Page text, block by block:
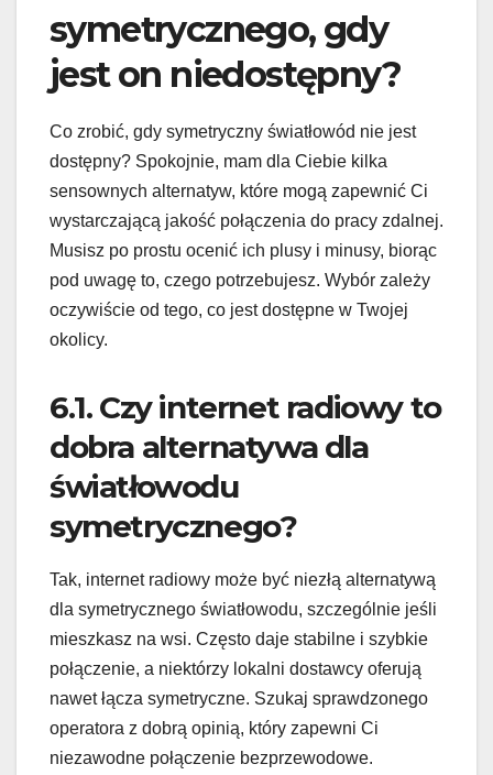
symetrycznego, gdy
jest on niedostępny?
Co zrobić, gdy symetryczny światłowód nie jest
dostępny? Spokojnie, mam dla Ciebie kilka
sensownych alternatyw, które mogą zapewnić Ci
wystarczającą jakość połączenia do pracy zdalnej.
Musisz po prostu ocenić ich plusy i minusy, biorąc
pod uwagę to, czego potrzebujesz. Wybór zależy
oczywiście od tego, co jest dostępne w Twojej
okolicy.
6.1. Czy internet radiowy to
dobra alternatywa dla
światłowodu
symetrycznego?
Tak, internet radiowy może być niezłą alternatywą
dla symetrycznego światłowodu, szczególnie jeśli
mieszkasz na wsi. Często daje stabilne i szybkie
połączenie, a niektórzy lokalni dostawcy oferują
nawet łącza symetryczne. Szukaj sprawdzonego
operatora z dobrą opinią, który zapewni Ci
niezawodne połączenie bezprzewodowe.